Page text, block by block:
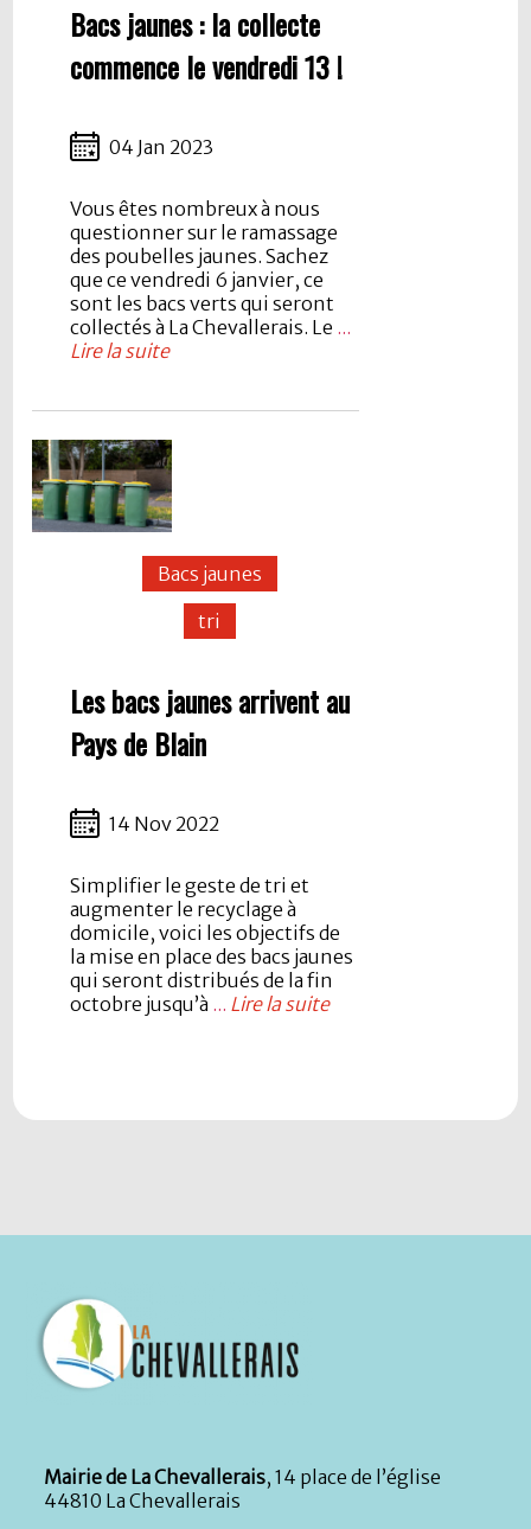
Bacs jaunes : la collecte
commence le vendredi 13 !
04 Jan 2023
Vous êtes nombreux à nous
questionner sur le ramassage
des poubelles jaunes. Sachez
que ce vendredi 6 janvier, ce
sont les bacs verts qui seront
collectés à La Chevallerais. Le ...
Lire la suite
Bacs jaunes
tri
Les bacs jaunes arrivent au
Pays de Blain
14 Nov 2022
Simplifier le geste de tri et
augmenter le recyclage à
domicile, voici les objectifs de
la mise en place des bacs jaunes
qui seront distribués de la fin
octobre jusqu’à ... Lire la suite
Mairie de La Chevallerais, 14 place de l’église
44810 La Chevallerais